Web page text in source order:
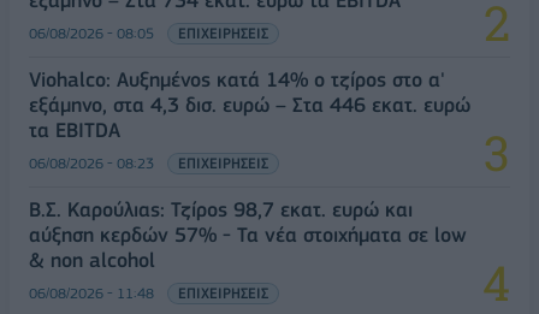
06/08/2026 - 08:05 ΕΠΙΧΕΙΡΗΣΕΙΣ
Viohalco: Αυξημένος κατά 14% ο τζίρος στο α'
εξάμηνο, στα 4,3 δισ. ευρώ – Στα 446 εκατ. ευρώ
τα EBITDA
06/08/2026 - 08:23 ΕΠΙΧΕΙΡΗΣΕΙΣ
Β.Σ. Καρούλιας: Τζίρος 98,7 εκατ. ευρώ και
αύξηση κερδών 57% - Τα νέα στοιχήματα σε low
& non alcohol
06/08/2026 - 11:48 ΕΠΙΧΕΙΡΗΣΕΙΣ